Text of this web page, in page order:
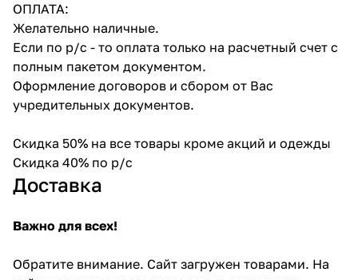
ОПЛАТА:
Желательно наличные.
Если по р/с - то оплата только на расчетный счет с
полным пакетом документом.
Оформление договоров и сбором от Вас
учредительных документов.
Скидка 50% на все товары кроме акций и одежды
Скидка 40% по р/с
Доставка
Важно для всех!
Обратите внимание. Сайт загружен товарами. На